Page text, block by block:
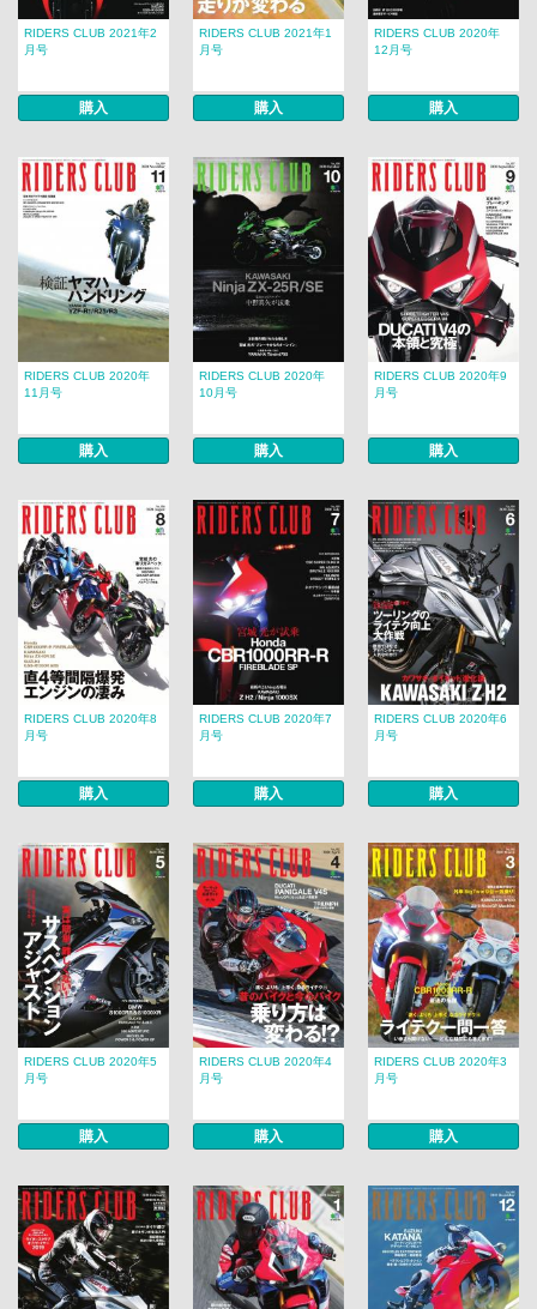
RIDERS CLUB 2021年2
月号
購入
RIDERS CLUB 2021年1
月号
購入
RIDERS CLUB 2020年
12月号
購入
RIDERS CLUB 2020年
11月号
購入
RIDERS CLUB 2020年
10月号
購入
RIDERS CLUB 2020年9
月号
購入
RIDERS CLUB 2020年8
月号
購入
RIDERS CLUB 2020年7
月号
購入
RIDERS CLUB 2020年6
月号
購入
RIDERS CLUB 2020年5
月号
購入
RIDERS CLUB 2020年4
月号
購入
RIDERS CLUB 2020年3
月号
購入